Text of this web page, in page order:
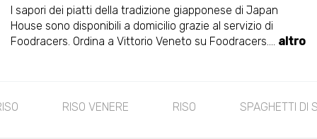
I sapori dei piatti della tradizione giapponese di Japan
House sono disponibili a domicilio grazie al servizio di
Foodracers. Ordina a Vittorio Veneto su Foodracers.... altro
SPAGHETTI DI SOIA RAMEN POLLO